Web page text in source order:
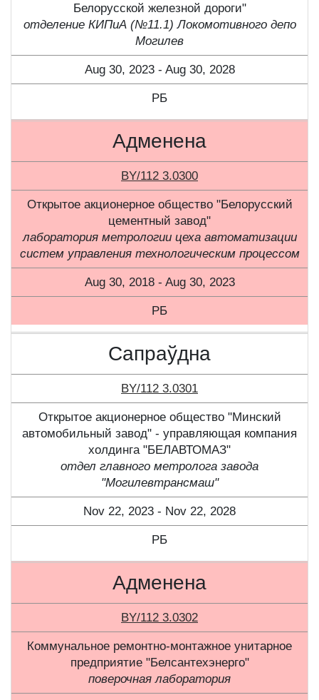
Белорусской железной дороги"
отделение КИПиА (№11.1) Локомотивного депо
Могилев
Aug 30, 2023 - Aug 30, 2028
РБ
Адменена
BY/112 3.0300
Открытое акционерное общество "Белорусский
цементный завод"
лаборатория метрологии цеха автоматизации
систем управления технологическим процессом
Aug 30, 2018 - Aug 30, 2023
РБ
Сапраўдна
BY/112 3.0301
Открытое акционерное общество "Минский
автомобильный завод" - управляющая компания
холдинга "БЕЛАВТОМАЗ"
отдел главного метролога завода
"Могилевтрансмаш"
Nov 22, 2023 - Nov 22, 2028
РБ
Адменена
BY/112 3.0302
Коммунальное ремонтно-монтажное унитарное
предприятие "Белсантехэнерго"
поверочная лаборатория